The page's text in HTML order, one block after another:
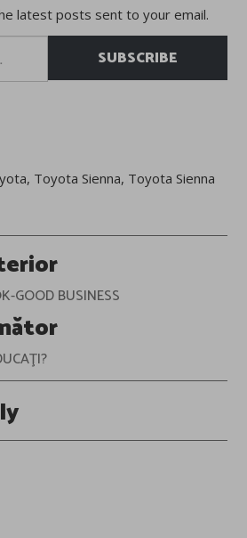
latest posts sent to your email.
SUBSCRIBE
, Toyota Sienna, Toyota Sienna
GOOD BUSINESS